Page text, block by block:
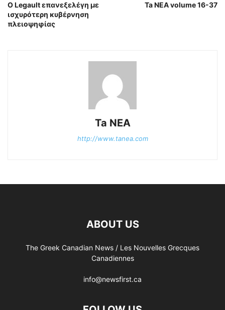
Ο Legault επανεξελέγη με
ισχυρότερη κυβέρνηση
πλειοψηφίας
Ta NEA volume 16-37
Ta NEA
http://www.tanea.com
ABOUT US
The Greek Canadian News / Les Nouvelles Grecques
Canadiennes
info@newsfirst.ca